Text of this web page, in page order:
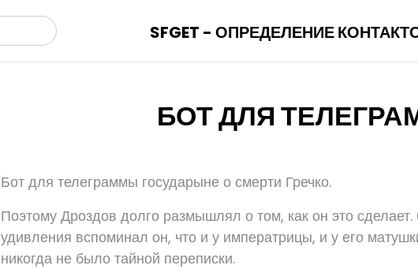
SFGET - ОПРЕДЕЛЕНИЕ
БОТ ДЛЯ
Бот для телеграммы государыне о смерти Гречко.
Поэтому Дроздов долго размышлял о том, как он это
удивления вспоминал он, что и у императрицы, и у его
никогда не было тайной переписки.